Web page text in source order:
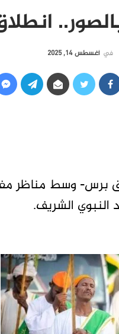
في أغسطس 14, 2025
برس- وسط مناظر
النبوي الشريف.